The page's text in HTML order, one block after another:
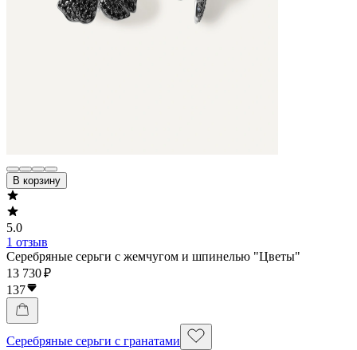
В корзину
5.0
1 отзыв
Серебряные серьги с жемчугом и шпинелью "Цветы"
13 730 ₽
137
Серебряные серьги с гранатами